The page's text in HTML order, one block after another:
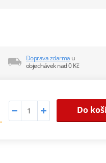
Doprava zdarma u
objednávek nad 0 Kč
Do